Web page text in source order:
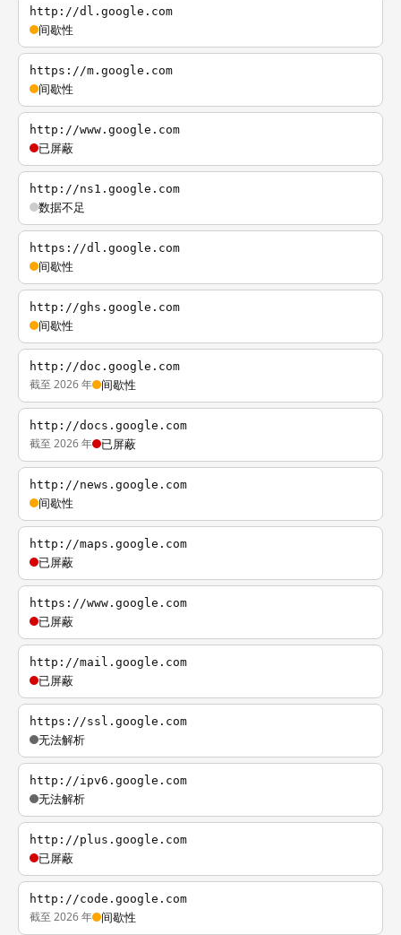
http://dl.google.com
间歇性
https://m.google.com
间歇性
http://www.google.com
已屏蔽
http://ns1.google.com
数据不足
https://dl.google.com
间歇性
http://ghs.google.com
间歇性
http://doc.google.com
截至 2026 年 间歇性
http://docs.google.com
截至 2026 年 已屏蔽
http://news.google.com
间歇性
http://maps.google.com
已屏蔽
https://www.google.com
已屏蔽
http://mail.google.com
已屏蔽
https://ssl.google.com
无法解析
http://ipv6.google.com
无法解析
http://plus.google.com
已屏蔽
http://code.google.com
截至 2026 年 间歇性